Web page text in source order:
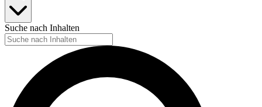
Suche nach Inhalten